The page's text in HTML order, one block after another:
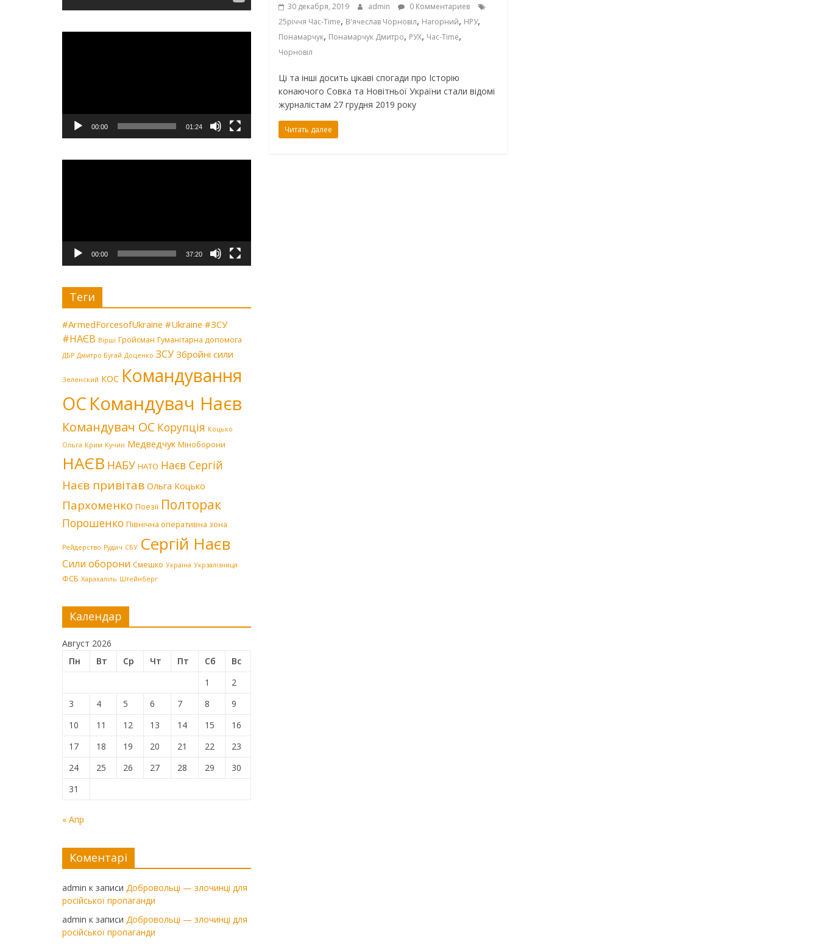
30 декабря, 2019 admin
0 Комментариев
25річчя Час-Time, В'ячеслав Чорновіл, Нагорний, НРУ,
Понамарчук, Понамарчук Дмитро, РУХ, Час-Time,
Чорновіл
Ці та інші досить цікаві спогади про Історію
конаючого Совка та Новітньої України стали відомі
журналістам 27 грудня 2019 року
Читать далее
00:00 01:24
00:00 37:20
Теги
#ArmedForcesofUkraine #Ukraine #ЗСУ
#НАЄВ Вірші Гройсман Гуманітарна допомога
ДБР Дмитро Бугай Доценко ЗСУ Збройні сили
Зеленский КОС Командування
ОС Командувач Наєв
Командувач ОС Корупція Коцько
Ольга Крим Кучин Медведчук Міноборони
НАЄВ НАБУ НАТО Наєв Сергій
Наєв привітав Ольга Коцько
Пархоменко Поезії Полторак
Порошенко Північна оперативна зона
Рейдерство Рудич СБУ Сергій Наєв
Сили оборони Смешко Україна Укрзалізниця
ФСБ Харахаліль Штейнберг
Календар
Август 2026
Пн
Вт Ср Чт Пт Сб
Вс
1
2
3
4 5 6 7 8
9
10
11 12 13 14 15
16
17
18 19 20 21 22
23
24
25 26 27 28 29
30
31
« Апр
Коментарі
admin к записи Добровольці — злочинці для
російської пропаганди
admin к записи Добровольці — злочинці для
російської пропаганди